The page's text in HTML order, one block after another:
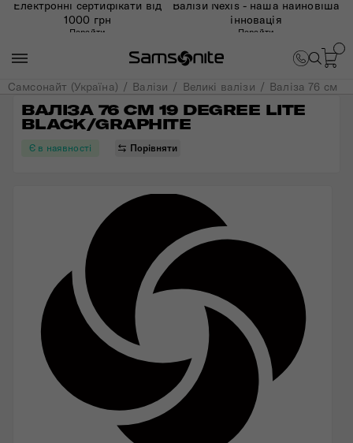
Електронні сертифікати від
1000 грн
Перейти
Валізи Nexis - наша найновіша
інновація
Перейти
Самсонайт (Україна) Валізи Великі валізи Валіза 76 см
Є в наявності Порівняти
ВАЛІЗА 76 СМ 19 DEGREE LITE
BLACK/GRAPHITE